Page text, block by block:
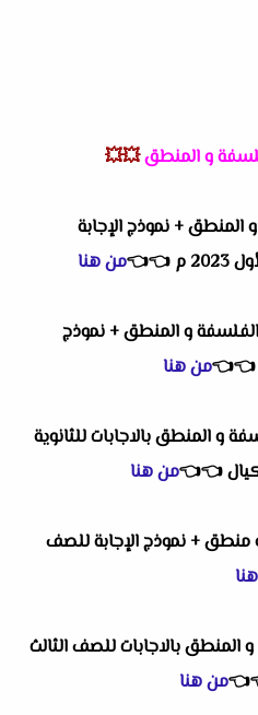
و المنطق💥💥
المنطق + نموذج الإجابة
م
👈
👈من هنا
الفلسفة و المنطق + نموذج
👈
👈من هنا
و المنطق بالاجابات للثانوية
👈
👈من هنا
منطق + نموذج الإجابة للصف
بالاجابات للصف الثالث
👈من هنا